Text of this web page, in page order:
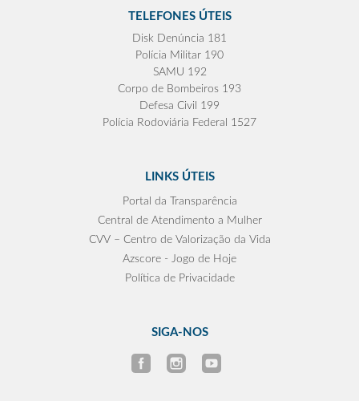
TELEFONES ÚTEIS
Disk Denúncia 181
Polícia Militar 190
SAMU 192
Corpo de Bombeiros 193
Defesa Civil 199
Polícia Rodoviária Federal 1527
LINKS ÚTEIS
Portal da Transparência
Central de Atendimento a Mulher
CVV – Centro de Valorização da Vida
Azscore - Jogo de Hoje
Política de Privacidade
SIGA-NOS